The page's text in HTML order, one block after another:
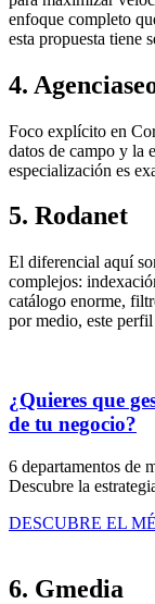
enfoque completo
esta propuesta tiene
4.
Foco explícito en
datos de campo y la
especialización es
5. Rodanet
El diferencial aquí
complejos:
catálogo enorme,
por medio, este
¿Quieres que
de tu negocio?
6 departamentos de
Descubre la
DESCUBRE EL
6. Gmedia